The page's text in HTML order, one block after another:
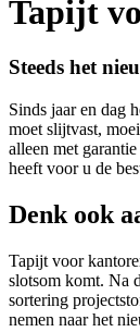
Tapijt
Steeds het
Sinds jaar en dag
moet slijtvast,
alleen met
heeft voor u de
Denk ook
Tapijt voor
slotsom komt. Na
sortering
nemen naar het